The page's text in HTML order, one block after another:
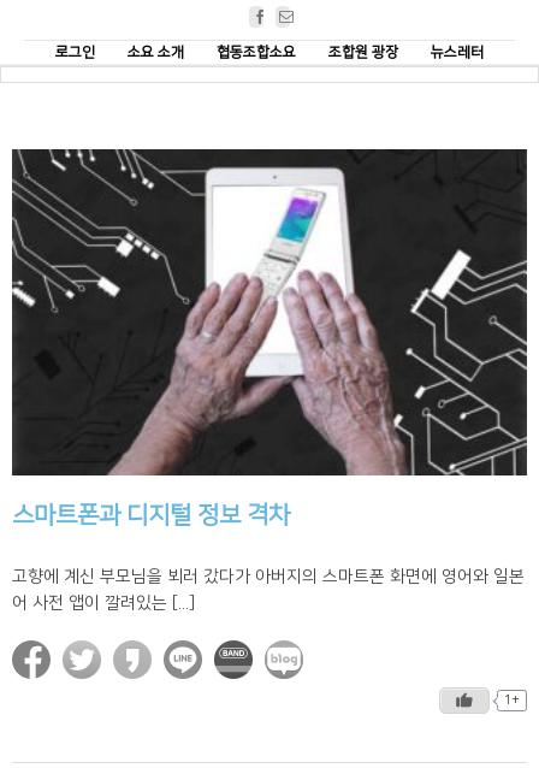
Facebook
로그인
소요 소개 협동조합소요 조합원 광장 뉴스레터
스마트폰과 디지털 정보 격차
고향에 계신 부모님을 뵈러 갔다가 아버지의 스마트폰 화면에 영어와 일본
어 사전 앱이 깔려있는 [...]
1+